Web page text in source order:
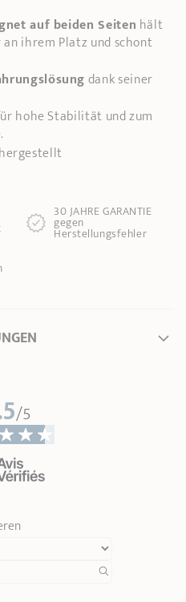
auf beiden Seiten hält
ihrem Platz und schont
dank seiner
hohe Stabilität und zum
30 JAHRE GARANTIE
gegen
Herstellungsfehler
/5